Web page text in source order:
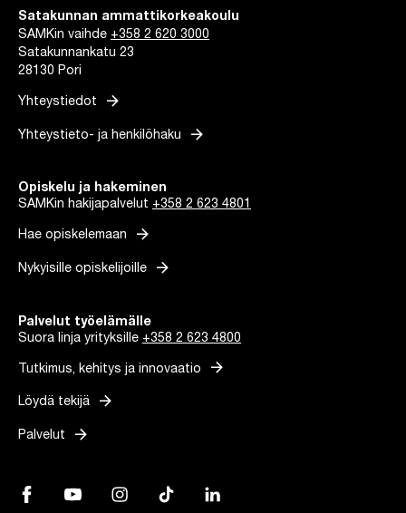
Satakunnan ammattikorkeakoulu
SAMKin vaihde +358 2 620 3000
Satakunnankatu 23
28130 Pori
Yhteystiedot arrow_forward
Yhteystieto- ja henkilöhaku arrow_forward
Opiskelu ja hakeminen
SAMKin hakijapalvelut +358 2 623 4801
Hae opiskelemaan arrow_forward
Nykyisille opiskelijoille arrow_forward
Palvelut työelämälle
Suora linja yrityksille +358 2 623 4800
Tutkimus, kehitys ja innovaatio arrow_forward
Löydä tekijä arrow_forward
Palvelut arrow_forward
Facebook, Linkki avautuu uuteen välilehteen
YouTube, Linkki avautuu uuteen välilehteen
Instagram, Linkki avautuu uuteen välilehteen
TikTok, Linkki avautuu uuteen välilehteen
LinkedIn, Linkki avautuu uuteen